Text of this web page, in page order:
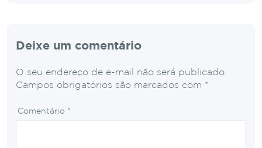
Deixe um comentário
O seu endereço de e-mail não será publicado.
Campos obrigatórios são marcados com *
Comentário *